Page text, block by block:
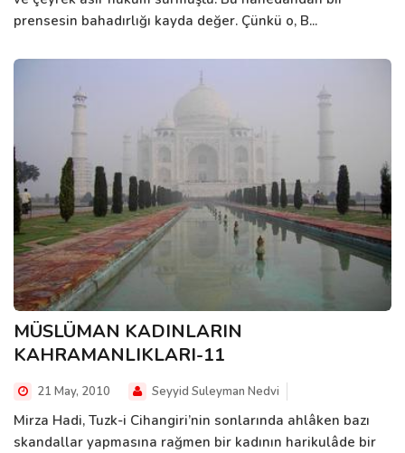
prensesin bahadırlığı kayda değer. Çünkü o, B...
MÜSLÜMAN KADINLARIN
KAHRAMANLIKLARI-11
21 May, 2010 Seyyid Suleyman Nedvi
Mirza Hadi, Tuzk-i Cihangiri’nin sonlarında ahlâken bazı
skandallar yapmasına rağmen bir kadının harikulâde bir